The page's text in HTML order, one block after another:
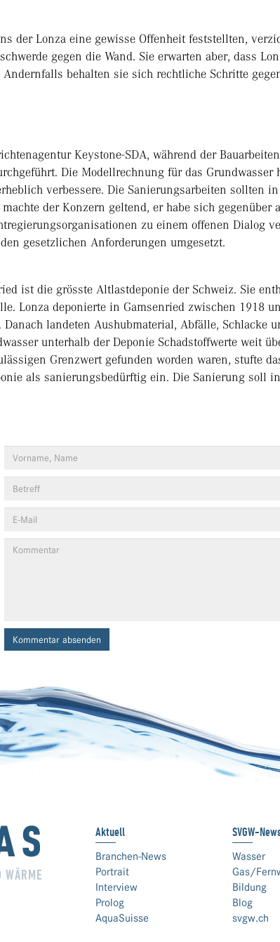
der Lonza eine gewisse Offenheit feststellten,
gegen die Wand. Sie erwarten aber, dass
behalten sie sich rechtliche Schritte
Keystone-SDA, während der
Die Modellrechnung für das Grundwasser
verbessere. Die Sanierungsarbeiten sollten
der Konzern geltend, er habe sich gegenüber
zu einem offenen Dialog
gesetzlichen Anforderungen umgesetzt.
ist die grösste Altlastdeponie der Schweiz. Sie
Lonza deponierte in Gamsenried zwischen 1918
landeten Aushubmaterial, Abfälle, Schlacke
unterhalb der Deponie Schadstoffwerte weit
Grenzwert gefunden worden waren, stufte
als sanierungsbedürftig ein. Die Sanierung soll
Kommentar absenden
WÄRME
Aktuell
Branchen-News
Portrait
Interview
Prolog
AquaSuisse
SVGW-
Wasser
Gas/
Bildung
Blog
svgw.ch